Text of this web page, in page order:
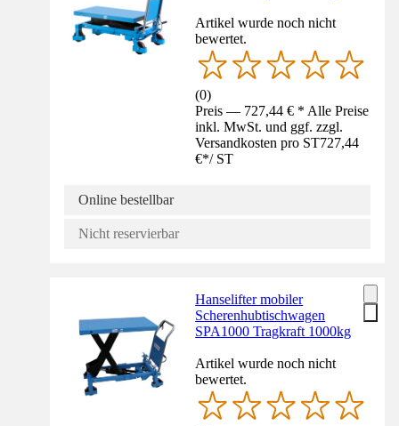
Artikel wurde noch nicht
bewertet.
(0)
Preis — 727,44 € * Alle Preise
inkl. MwSt. und ggf. zzgl.
Versandkosten pro ST727,44
€*/ ST
Online bestellbar
Nicht reservierbar
Hanselifter mobiler
Scherenhubtischwagen
SPA1000 Tragkraft 1000kg
Artikel wurde noch nicht
bewertet.